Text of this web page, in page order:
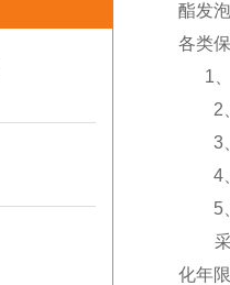
酯发
各类
1、
2、
3、
4、
5、
采暖
化年